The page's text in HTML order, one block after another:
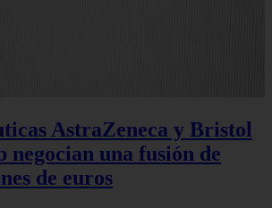
AstraZeneca y Bristol
negocian una fusión de
de euros